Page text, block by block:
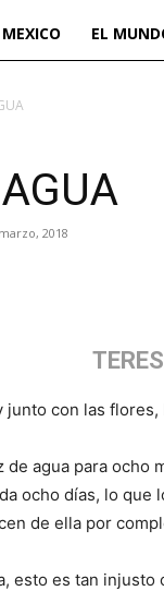
MEXICO EL
2018
junto con las
de agua para ocho
ocho días, lo
de ella por
esto es tan